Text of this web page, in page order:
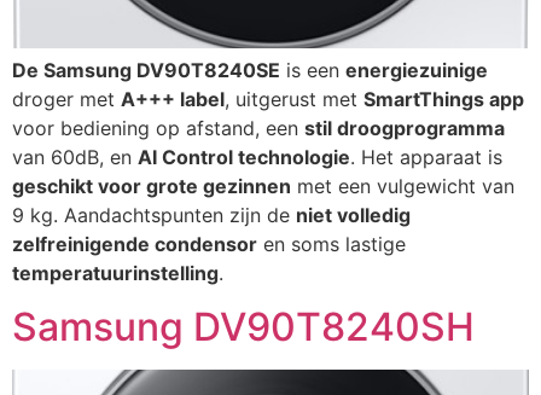
De Samsung DV90T8240SE is een energiezuinige
droger met A+++ label, uitgerust met SmartThings app
voor bediening op afstand, een stil droogprogramma
van 60dB, en AI Control technologie. Het apparaat is
geschikt voor grote gezinnen met een vulgewicht van
9 kg. Aandachtspunten zijn de niet volledig
zelfreinigende condensor en soms lastige
temperatuurinstelling.
Samsung DV90T8240SH